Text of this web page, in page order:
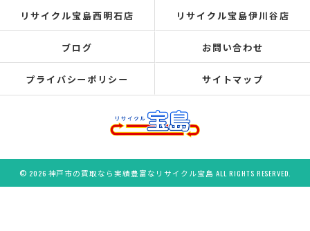
リサイクル宝島西明石店 リサイクル宝島伊川谷店
ブログ お問い合わせ
プライバシーポリシー サイトマップ
© 2026 神戸市の買取なら実績豊富なリサイクル宝島 ALL RIGHTS RESERVED.